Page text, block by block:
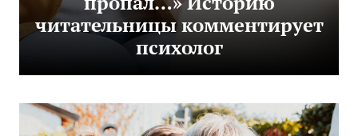
читательницы комментирует
психолог